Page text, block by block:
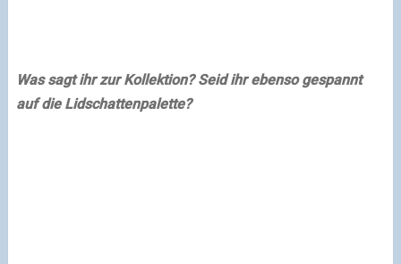
Was sagt ihr zur Kollektion? Seid ihr ebenso gespannt
auf die Lidschattenpalette?